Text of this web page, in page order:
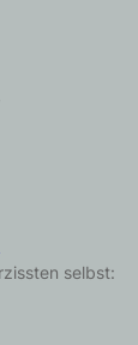
selbst: